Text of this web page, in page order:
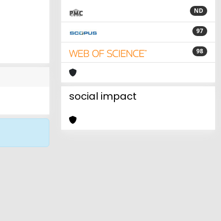
ND
97
98
social impact